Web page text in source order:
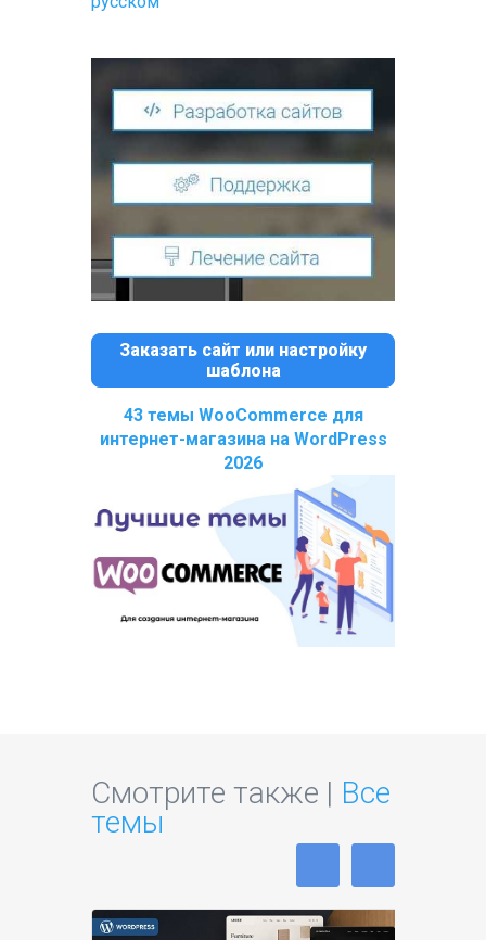
Заказать сайт или настройку
шаблона
43 темы WooCommerce для
интернет-магазина на WordPress
2026
Смотрите также | Все
темы